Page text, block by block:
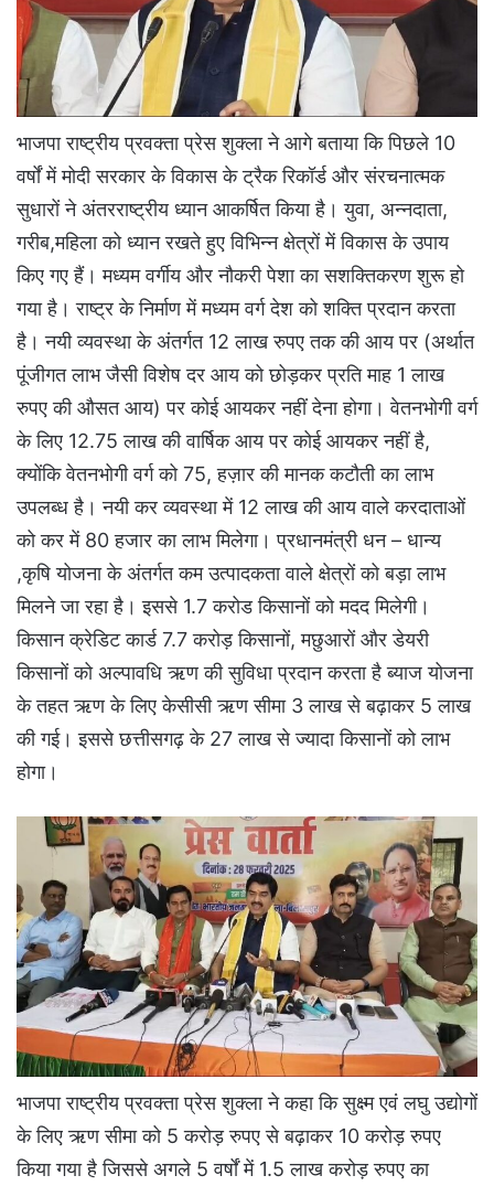
भाजपा राष्ट्रीय प्रवक्ता प्रेस शुक्ला ने आगे बताया कि पिछले 10
वर्षों में मोदी सरकार के विकास के ट्रैक रिकॉर्ड और संरचनात्मक
सुधारों ने अंतरराष्ट्रीय ध्यान आकर्षित किया है। युवा, अन्नदाता,
गरीब,महिला को ध्यान रखते हुए विभिन्न क्षेत्रों में विकास के उपाय
किए गए हैं। मध्यम वर्गीय और नौकरी पेशा का सशक्तिकरण शुरू हो
गया है। राष्ट्र के निर्माण में मध्यम वर्ग देश को शक्ति प्रदान करता
है। नयी व्यवस्था के अंतर्गत 12 लाख रुपए तक की आय पर (अर्थात
पूंजीगत लाभ जैसी विशेष दर आय को छोड़कर प्रति माह 1 लाख
रुपए की औसत आय) पर कोई आयकर नहीं देना होगा। वेतनभोगी वर्ग
के लिए 12.75 लाख की वार्षिक आय पर कोई आयकर नहीं है,
क्योंकि वेतनभोगी वर्ग को 75, हज़ार की मानक कटौती का लाभ
उपलब्ध है। नयी कर व्यवस्था में 12 लाख की आय वाले करदाताओं
को कर में 80 हजार का लाभ मिलेगा। प्रधानमंत्री धन – धान्य
,कृषि योजना के अंतर्गत कम उत्पादकता वाले क्षेत्रों को बड़ा लाभ
मिलने जा रहा है। इससे 1.7 करोड किसानों को मदद मिलेगी।
किसान क्रेडिट कार्ड 7.7 करोड़ किसानों, मछुआरों और डेयरी
किसानों को अल्पावधि ऋण की सुविधा प्रदान करता है ब्याज योजना
के तहत ऋण के लिए केसीसी ऋण सीमा 3 लाख से बढ़ाकर 5 लाख
की गई। इससे छत्तीसगढ़ के 27 लाख से ज्यादा किसानों को लाभ
होगा।
भाजपा राष्ट्रीय प्रवक्ता प्रेस शुक्ला ने कहा कि सुक्ष्म एवं लघु उद्योगों
के लिए ऋण सीमा को 5 करोड़ रुपए से बढ़ाकर 10 करोड़ रुपए
किया गया है जिससे अगले 5 वर्षों में 1.5 लाख करोड़ रुपए का